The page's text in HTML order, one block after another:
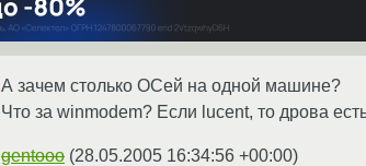
А зачем столько ОСей на одной машине?
Что за winmodem? Если lucent, то дрова
gentooo (28.05.2005 16:34:56 +00:00)